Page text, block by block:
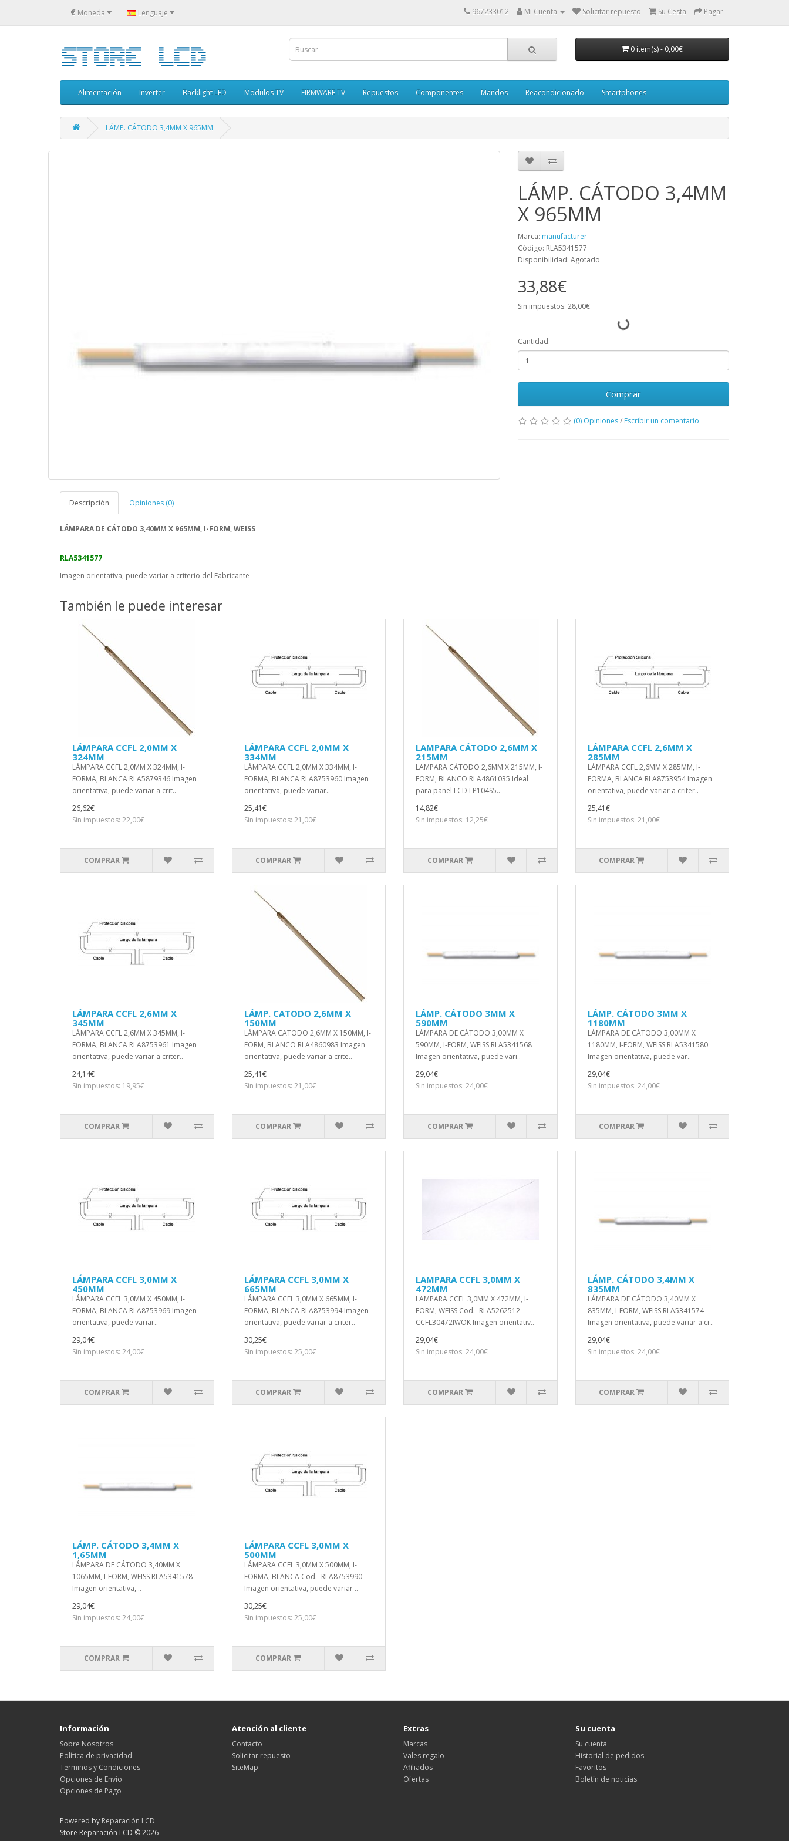
€ Moneda Lenguaje 967233012 Mi Cuenta Solicitar repuesto Su Cesta Pagar
0 item(s)- 0,00€
Alimentación Inverter Backlight LED Modulos TV FIRMWARE TV Repuestos Componentes Mandos Reacondicionado Smartphones
LÁMP. CÁTODO 3,4MM X 965MM
Descripción Opiniones (0)
LÁMPARA DE CÁTODO 3,40MM X 965MM, I-FORM, WEISS
RLA5341577
Imagen orientativa, puede variar a criterio del Fabricante
LÁMP. CÁTODO 3,4MM
X 965MM
Marca: manufacturer
Código: RLA5341577
Disponibilidad: Agotado
33,88€
Sin impuestos: 28,00€
Cantidad:
Comprar
(0) Opiniones/ Escribir un comentario
También le puede interesar
LÁMPARA CCFL 2,0MM X
324MM
LÁMPARA CCFL 2,0MM X 324MM, I-
FORMA, BLANCA RLA5879346 Imagen
orientativa, puede variar a crit..
26,62€
Sin impuestos: 22,00€
COMPRAR
LÁMPARA CCFL 2,0MM X
334MM
LÁMPARA CCFL 2,0MM X 334MM, I-
FORMA, BLANCA RLA8753960 Imagen
orientativa, puede variar..
25,41€
Sin impuestos: 21,00€
COMPRAR
LAMPARA CÁTODO 2,6MM X
215MM
LAMPARA CÁTODO 2,6MM X 215MM, I-
FORM, BLANCO RLA4861035 Ideal
para panel LCD LP104S5..
14,82€
Sin impuestos: 12,25€
COMPRAR
LÁMPARA CCFL 2,6MM X
285MM
LÁMPARA CCFL 2,6MM X 285MM, I-
FORMA, BLANCA RLA8753954 Imagen
orientativa, puede variar a criter..
25,41€
Sin impuestos: 21,00€
COMPRAR
LÁMPARA CCFL 2,6MM X
345MM
LÁMPARA CCFL 2,6MM X 345MM, I-
FORMA, BLANCA RLA8753961 Imagen
orientativa, puede variar a criter..
24,14€
Sin impuestos: 19,95€
COMPRAR
LÁMP. CATODO 2,6MM X
150MM
LÁMPARA CATODO 2,6MM X 150MM, I-
FORM, BLANCO RLA4860983 Imagen
orientativa, puede variar a crite..
25,41€
Sin impuestos: 21,00€
COMPRAR
LÁMP. CÁTODO 3MM X
590MM
LÁMPARA DE CÁTODO 3,00MM X
590MM, I-FORM, WEISS RLA5341568
Imagen orientativa, puede vari..
29,04€
Sin impuestos: 24,00€
COMPRAR
LÁMP. CÁTODO 3MM X
1180MM
LÁMPARA DE CÁTODO 3,00MM X
1180MM, I-FORM, WEISS RLA5341580
Imagen orientativa, puede var..
29,04€
Sin impuestos: 24,00€
COMPRAR
LÁMPARA CCFL 3,0MM X
450MM
LÁMPARA CCFL 3,0MM X 450MM, I-
FORMA, BLANCA RLA8753969 Imagen
orientativa, puede variar..
29,04€
Sin impuestos: 24,00€
COMPRAR
LÁMPARA CCFL 3,0MM X
665MM
LÁMPARA CCFL 3,0MM X 665MM, I-
FORMA, BLANCA RLA8753994 Imagen
orientativa, puede variar a criter..
30,25€
Sin impuestos: 25,00€
COMPRAR
LAMPARA CCFL 3,0MM X
472MM
LAMPARA CCFL 3,0MM X 472MM, I-
FORM, WEISS Cod.- RLA5262512
CCFL30472IWOK Imagen orientativ..
29,04€
Sin impuestos: 24,00€
COMPRAR
LÁMP. CÁTODO 3,4MM X
835MM
LÁMPARA DE CÁTODO 3,40MM X
835MM, I-FORM, WEISS RLA5341574
Imagen orientativa, puede variar a cr..
29,04€
Sin impuestos: 24,00€
COMPRAR
LÁMP. CÁTODO 3,4MM X
1,65MM
LÁMPARA DE CÁTODO 3,40MM X
1065MM, I-FORM, WEISS RLA5341578
Imagen orientativa, ..
29,04€
Sin impuestos: 24,00€
COMPRAR
LÁMPARA CCFL 3,0MM X
500MM
LÁMPARA CCFL 3,0MM X 500MM, I-
FORMA, BLANCA Cod.- RLA8753990
Imagen orientativa, puede variar ..
30,25€
Sin impuestos: 25,00€
COMPRAR
Información
Sobre Nosotros
Política de privacidad
Terminos y Condiciones
Opciones de Envio
Opciones de Pago
Atención al cliente
Contacto
Solicitar repuesto
SiteMap
Extras
Marcas
Vales regalo
Afiliados
Ofertas
Su cuenta
Su cuenta
Historial de pedidos
Favoritos
Boletín de noticias
Powered by Reparación LCD
Store Reparación LCD © 2026